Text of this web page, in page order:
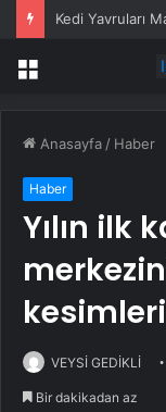
Kedi Yavruları
Menü
Anasayfa / Haber
Haber
Yılın ilk
VEYSİ GEDİKLİ
Bir dakikadan az